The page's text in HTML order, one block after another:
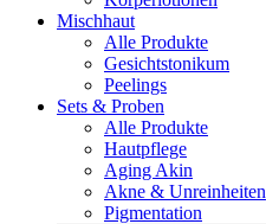
Mischhaut
Alle Produkte
Gesichtstonikum
Peelings
Sets & Proben
Alle Produkte
Hautpflege
Aging Akin
Akne & Unreinheiten
Pigmentation